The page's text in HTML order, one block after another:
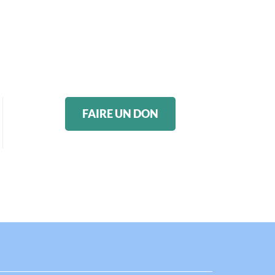
FAIRE UN DON